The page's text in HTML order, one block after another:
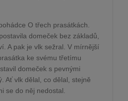
O třech prasátkách.
domeček bez základů,
A pak je vlk sežral. V mírnější
ke svému třetímu
domeček s pevnými
Ať vlk dělal, co dělal, stejně
se do něj nedostal.